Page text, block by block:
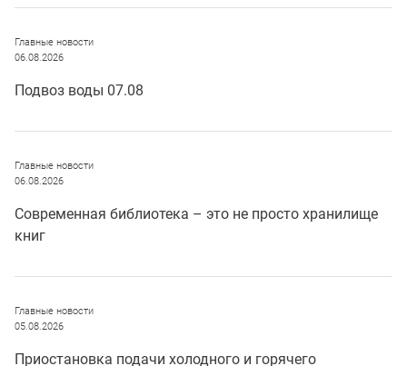
Главные новости
06.08.2026
Подвоз воды 07.08
Главные новости
06.08.2026
Современная библиотека – это не просто хранилище
книг
Главные новости
05.08.2026
Приостановка подачи холодного и горячего